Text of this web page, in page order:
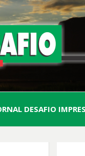
Lugar
DESAFIO